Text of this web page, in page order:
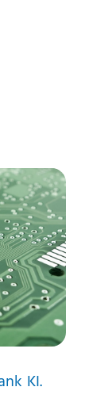
KI.